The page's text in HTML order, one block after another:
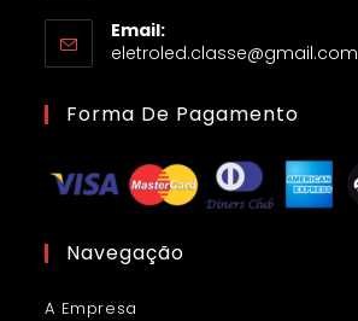
Email:
eletroled.classe@gmail.com
Forma De Pagamento
Navegação
A Empresa